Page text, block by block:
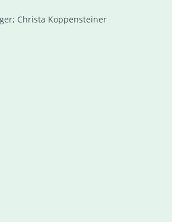
Christa Koppensteiner